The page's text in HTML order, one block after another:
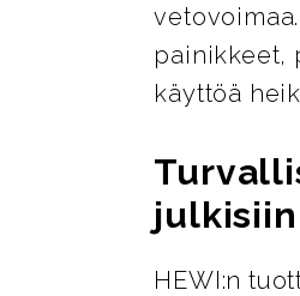
painikkeet,
käyttöä
HEWI:n